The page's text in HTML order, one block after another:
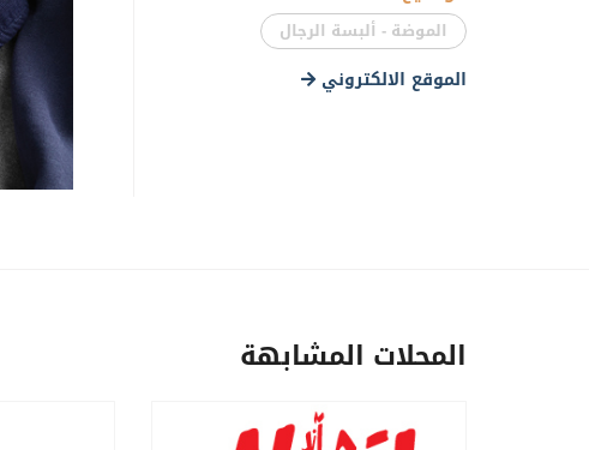
الموضة - ألبسة الرجال
الموقع الالكتروني
المحلات المشابهة